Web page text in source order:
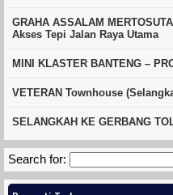
GRAHA ASSALAM
Akses Tepi Jalan Raya Utama
MINI KLASTER BANTENG –
VETERAN Townhouse
SELANGKAH KE GERBANG
Search for: